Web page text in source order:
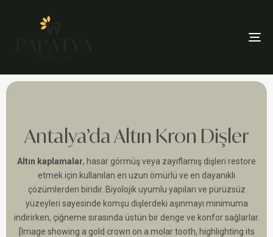
Antalya’da Altın Kron Dişler
Altın kaplamalar, hasar görmüş veya zayıflamış dişleri restore
etmek için kullanılan en uzun ömürlü ve en dayanıklı
çözümlerden biridir. Biyolojik uyumlu yapıları ve pürüzsüz
yüzeyleri sayesinde komşu dişlerdeki aşınmayı minimuma
indirirken, çiğneme sırasında üstün bir denge ve konfor sağlarlar.
[Image showing a gold crown on a molar tooth, highlighting its